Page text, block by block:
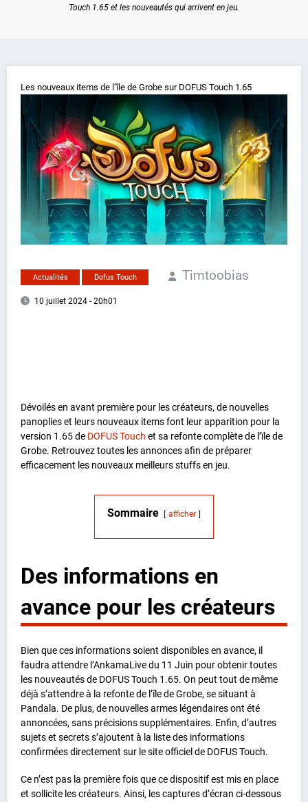
Touch 1.65 et les nouveautés qui arrivent en jeu.
Les nouveaux items de l’île de Grobe sur DOFUS Touch 1.65
Actualités Dofus Touch Timtoobias
10 juillet 2024 - 20h01
Dévoilés en avant première pour les créateurs, de nouvelles
panoplies et leurs nouveaux items font leur apparition pour la
version 1.65 de DOFUS Touch et sa refonte complète de l’ïle de
Grobe. Retrouvez toutes les annonces afin de préparer
efficacement les nouveaux meilleurs stuffs en jeu.
Sommaire afficher
Des informations en
avance pour les créateurs
Bien que ces informations soient disponibles en avance, il
faudra attendre l’AnkamaLive du 11 Juin pour obtenir toutes
les nouveautés de DOFUS Touch 1.65. On peut tout de même
déjà s’attendre à la refonte de l’île de Grobe, se situant à
Pandala. De plus, de nouvelles armes légendaires ont été
annoncées, sans précisions supplémentaires. Enfin, d’autres
sujets et secrets s’ajoutent à la liste des informations
confirmées directement sur le site officiel de DOFUS Touch.
Ce n’est pas la première fois que ce dispositif est mis en place
et sollicite les créateurs. Ainsi, les captures d’écran ci-dessous